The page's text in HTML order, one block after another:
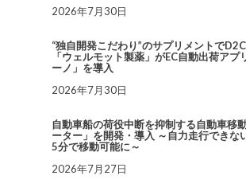
2026年7月30日
“独自開発こだわり”のサプリメントで
「ウェルモット製薬」がEC自動出荷アプ
ーノ」を導入
2026年7月30日
自動車船の荷役中断を抑制する自動車移
ーター」を開発・導入 ～自力走行できな
5分で移動可能に～
2026年7月27日